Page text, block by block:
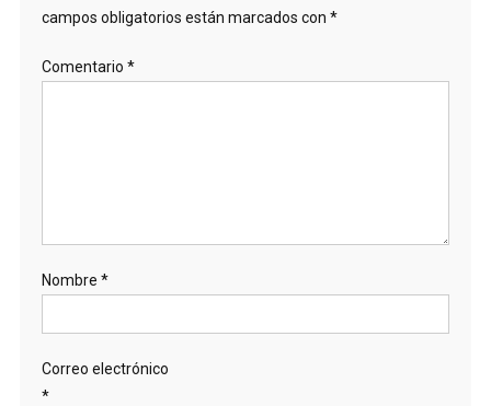
campos obligatorios están marcados con *
Comentario *
Nombre *
Correo electrónico
*